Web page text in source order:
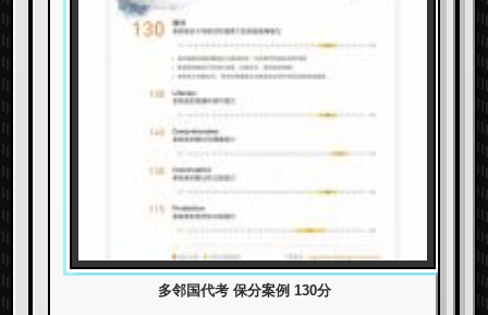
多邻国代考 保分案例 130分